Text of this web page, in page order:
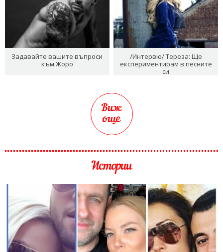
Задавайте вашите въпроси
към Жоро
/Интервю/ Тереза: Ще
експериментирам в песните
си
Виж
още
Истории